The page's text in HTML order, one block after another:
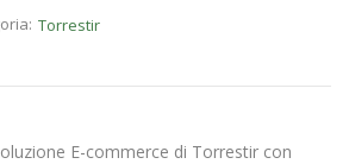
Torrestir
E-commerce di Torrestir con